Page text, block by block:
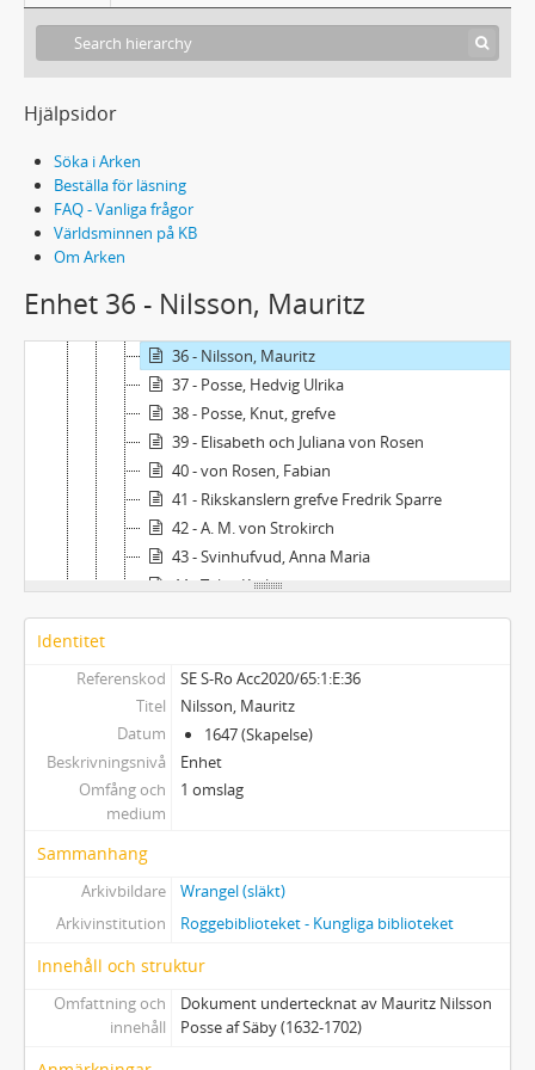
Hjälpsidor
Söka i Arken
Beställa för läsning
FAQ - Vanliga frågor
Världsminnen på KB
Om Arken
Enhet 36 - Nilsson, Mauritz
24 - Färling, löjtnant
25 - Landshöfdingen Samuel Jacob Gyllenadler
30 - Grefve Lewenhaupt, Charles Emil
31 - Lindenbaum, Karl
32 - Lovisa Ulrica
34 - Meuhrman, Hedvig Eleonora
36 - Nilsson, Mauritz
37 - Posse, Hedvig Ulrika
38 - Posse, Knut, grefve
39 - Elisabeth och Juliana von Rosen
40 - von Rosen, Fabian
41 - Rikskanslern grefve Fredrik Sparre
42 - A. M. von Strokirch
43 - Svinhufvud, Anna Maria
44 - Telin, Karl
45 - Tham, H,
47 - Fru Thydén, Hedvig född Widberg
48 - Welin
49 - Wåhlander, Conrad
50 - Zander
51 - Bagge, Pehr
55 - von Engelbrechten
56 - Fleming, Elsa Ebba
57 - Presidenten friherre Erik Fleming
59 - Otto von Hirscheit
Identitet
Referenskod
SE S-Ro Acc2020/65:1:E:36
Titel
Nilsson, Mauritz
Datum
1647 (Skapelse)
Beskrivningsnivå
Enhet
Omfång och
medium
1 omslag
Sammanhang
Arkivbildare
Wrangel (släkt)
Arkivinstitution
Roggebiblioteket - Kungliga biblioteket
Innehåll och struktur
Omfattning och
innehåll
Dokument undertecknat av Mauritz Nilsson
Posse af Säby (1632-1702)